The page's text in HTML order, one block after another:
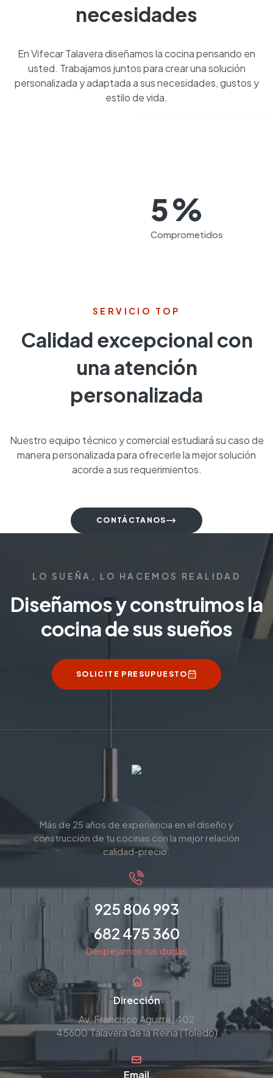
necesidades
En Vifecar Talavera diseñamos la cocina pensando en
usted. Trabajamos juntos para crear una solución
personalizada y adaptada a sus necesidades, gustos y
estilo de vida.
SERVICIO TOP
personalizada
Nuestro equipo técnico y comercial estudiará su caso de
manera personalizada para ofrecerle la mejor solución
acorde a sus requerimientos.
CONTÁCTANOS
Diseñamos y construimos la
SOLICITE PRESUPUESTO
Más de 25 años de experiencia en el diseño y
calidad-precio.
925 806 993
682 475 360
Despejamos tus dudas
Av. Francisco Aguirre, 402
45600 Talavera de la Reina (Toledo)
Email
cocinas@vifecar.com
EXPLORAR LINKS RÁPIDOS